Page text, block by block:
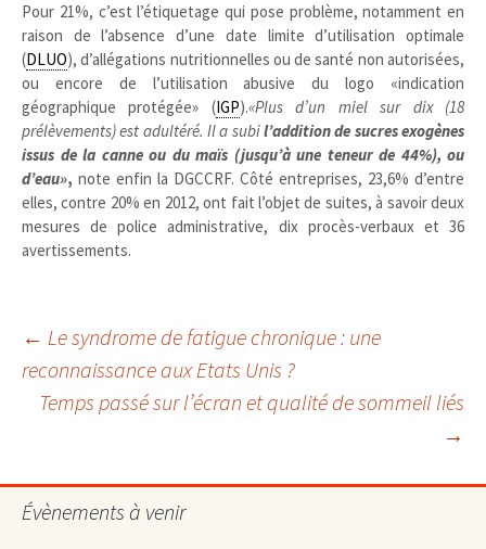
Pour 21%, c’est l’étiquetage qui pose problème, notamment en
raison de l’absence d’une date limite d’utilisation optimale
(DLUO), d’allégations nutritionnelles ou de santé non autorisées,
ou encore de l’utilisation abusive du logo «indication
géographique protégée» (IGP).«Plus d’un miel sur dix (18
prélèvements) est adultéré. Il a subil’addition de sucres exogènes
issus de la canne ou du maïs (jusqu’à une teneur de 44%), ou
d’eau», note enfin la DGCCRF. Côté entreprises, 23,6% d’entre
elles, contre 20% en 2012, ont fait l’objet de suites, à savoir deux
mesures de police administrative, dix procès-verbaux et 36
avertissements.
Navigation
des
articles
← Le syndrome de fatigue chronique : une
reconnaissance aux Etats Unis ?
Temps passé sur l’écran et qualité de sommeil liés
→
Évènements à venir